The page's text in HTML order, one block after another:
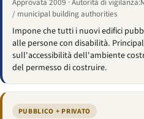
/ municipal building authorities
Impone che tutti i nuovi edifici
alle persone con disabilità.
sull'accessibilità dell'ambiente
del permesso di costruire.
PUBBLICO + PRIVATO